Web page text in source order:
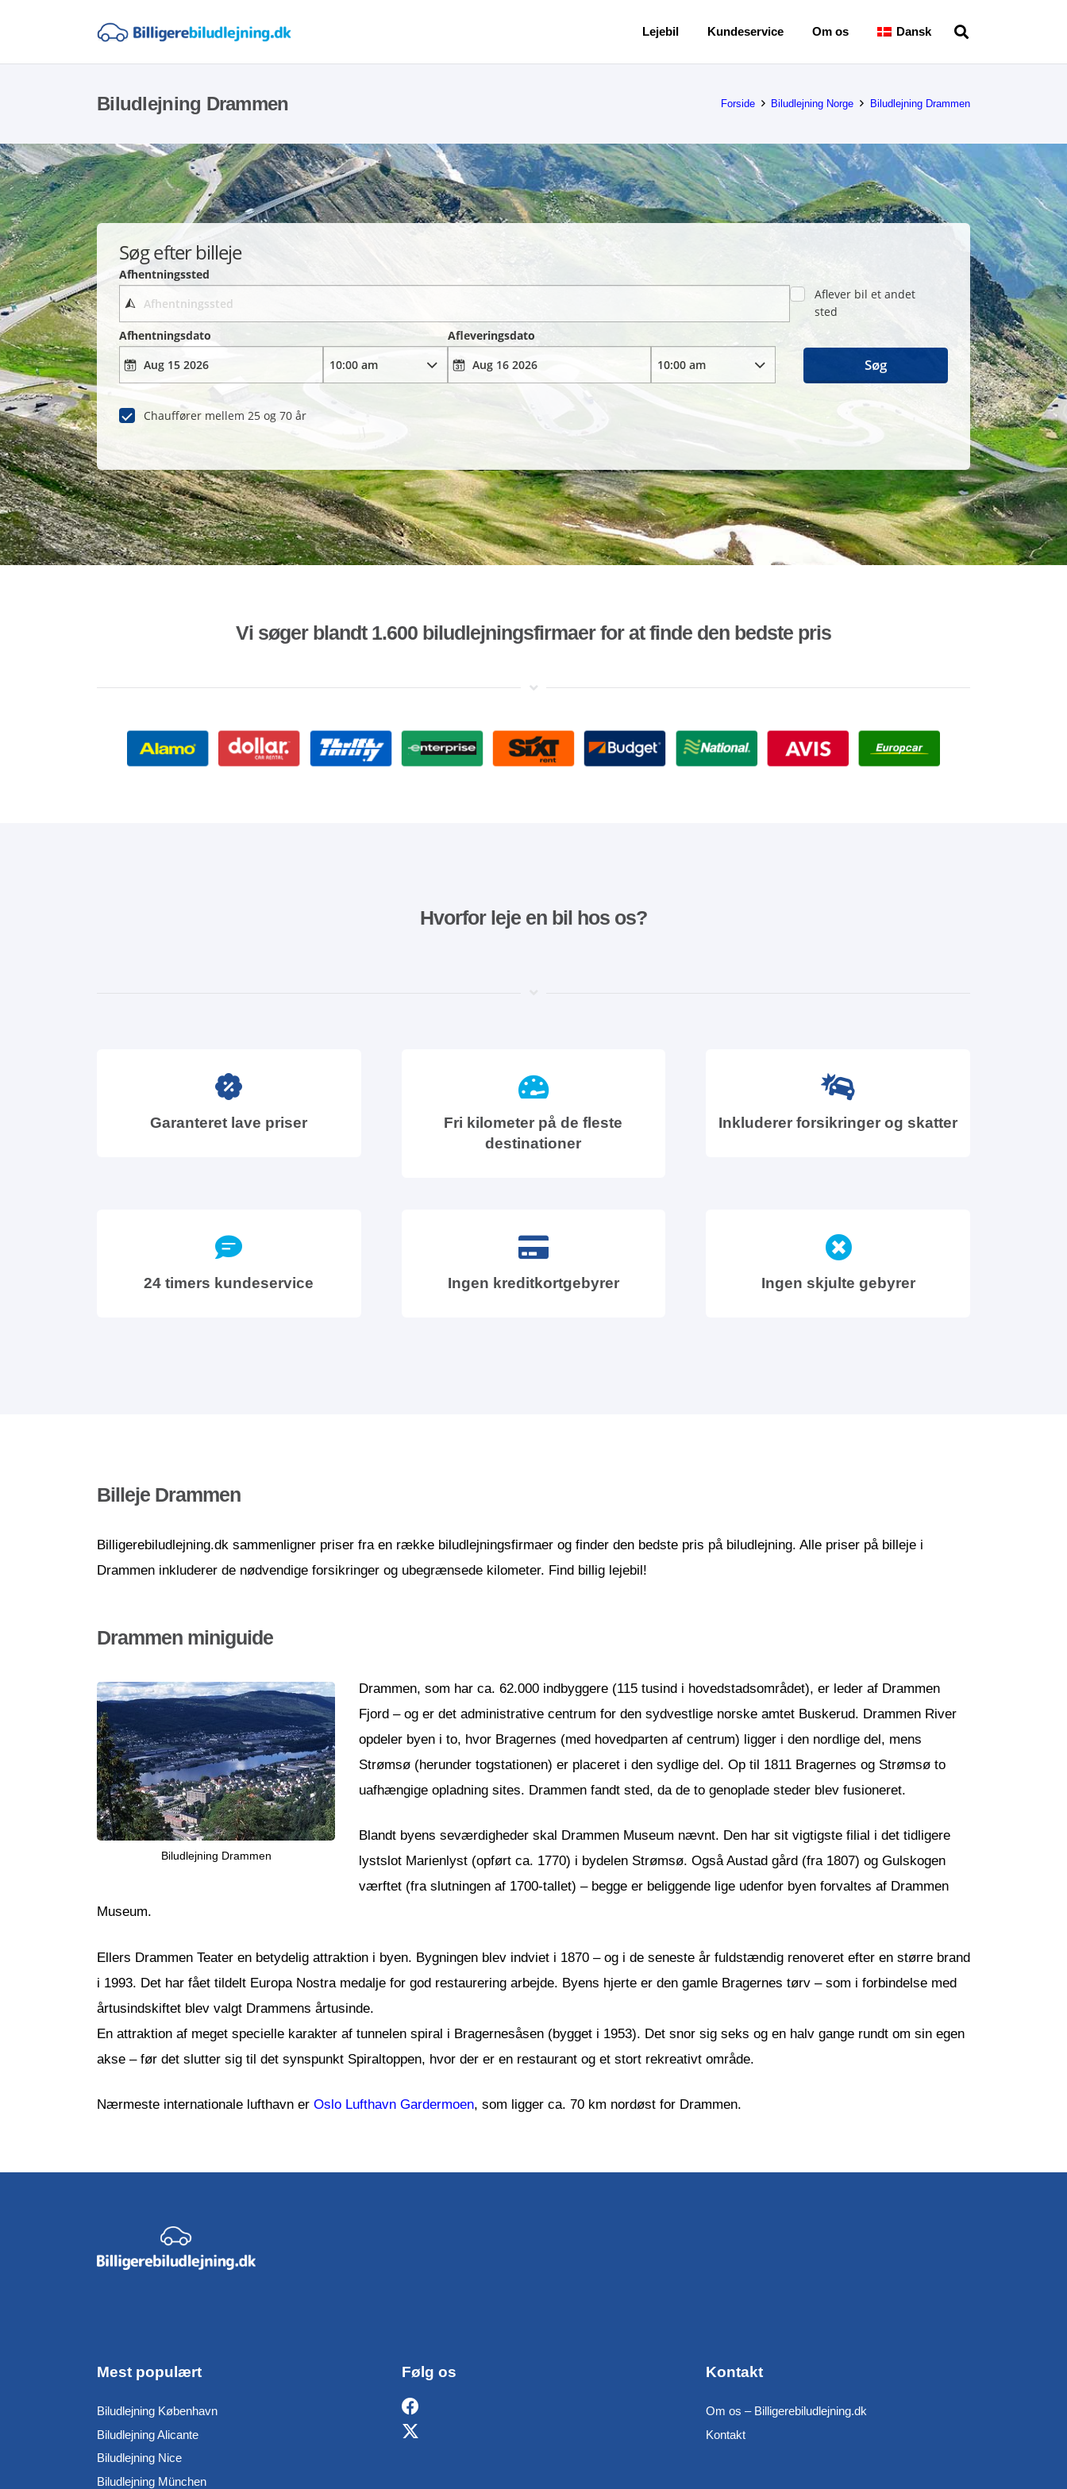
Lejebil Kundeservice Om os Dansk
Biludlejning Drammen Forside Biludlejning Norge Biludlejning Drammen
Søg efter billeje
Afhentningssted
Aflever bil et andet
sted
Afhentningsdato
Afleveringsdato
Chauffører mellem 25 og 70 år
Søg
Vi søger blandt 1.600 biludlejningsfirmaer for at finde den bedste pris
Hvorfor leje en bil hos os?
Garanteret lave priser
Fri kilometer på de fleste
destinationer
Inkluderer forsikringer og skatter
24 timers kundeservice Ingen kreditkortgebyrer Ingen skjulte gebyrer
Billeje Drammen
Billigerebiludlejning.dk sammenligner priser fra en række biludlejningsfirmaer og finder den bedste pris på biludlejning. Alle priser på billeje i
Drammen inkluderer de nødvendige forsikringer og ubegrænsede kilometer. Find billig lejebil!
Drammen miniguide
Biludlejning Drammen
Drammen, som har ca. 62.000 indbyggere (115 tusind i hovedstadsområdet), er leder af Drammen
Fjord – og er det administrative centrum for den sydvestlige norske amtet Buskerud. Drammen River
opdeler byen i to, hvor Bragernes (med hovedparten af centrum) ligger i den nordlige del, mens
Strømsø (herunder togstationen) er placeret i den sydlige del. Op til 1811 Bragernes og Strømsø to
uafhængige opladning sites. Drammen fandt sted, da de to genoplade steder blev fusioneret.
Blandt byens seværdigheder skal Drammen Museum nævnt. Den har sit vigtigste filial i det tidligere
lystslot Marienlyst (opført ca. 1770) i bydelen Strømsø. Også Austad gård (fra 1807) og Gulskogen
værftet (fra slutningen af 1700-tallet) – begge er beliggende lige udenfor byen forvaltes af Drammen
Museum.
Ellers Drammen Teater en betydelig attraktion i byen. Bygningen blev indviet i 1870 – og i de seneste år fuldstændig renoveret efter en større brand
i 1993. Det har fået tildelt Europa Nostra medalje for god restaurering arbejde. Byens hjerte er den gamle Bragernes tørv – som i forbindelse med
årtusindskiftet blev valgt Drammens årtusinde.
En attraktion af meget specielle karakter af tunnelen spiral i Bragernesåsen (bygget i 1953). Det snor sig seks og en halv gange rundt om sin egen
akse – før det slutter sig til det synspunkt Spiraltoppen, hvor der er en restaurant og et stort rekreativt område.
Nærmeste internationale lufthavn er Oslo Lufthavn Gardermoen, som ligger ca. 70 km nordøst for Drammen.
Mest populært
Biludlejning København
Biludlejning Alicante
Biludlejning Nice
Biludlejning München
Følg os Kontakt
Om os – Billigerebiludlejning.dk
Kontakt